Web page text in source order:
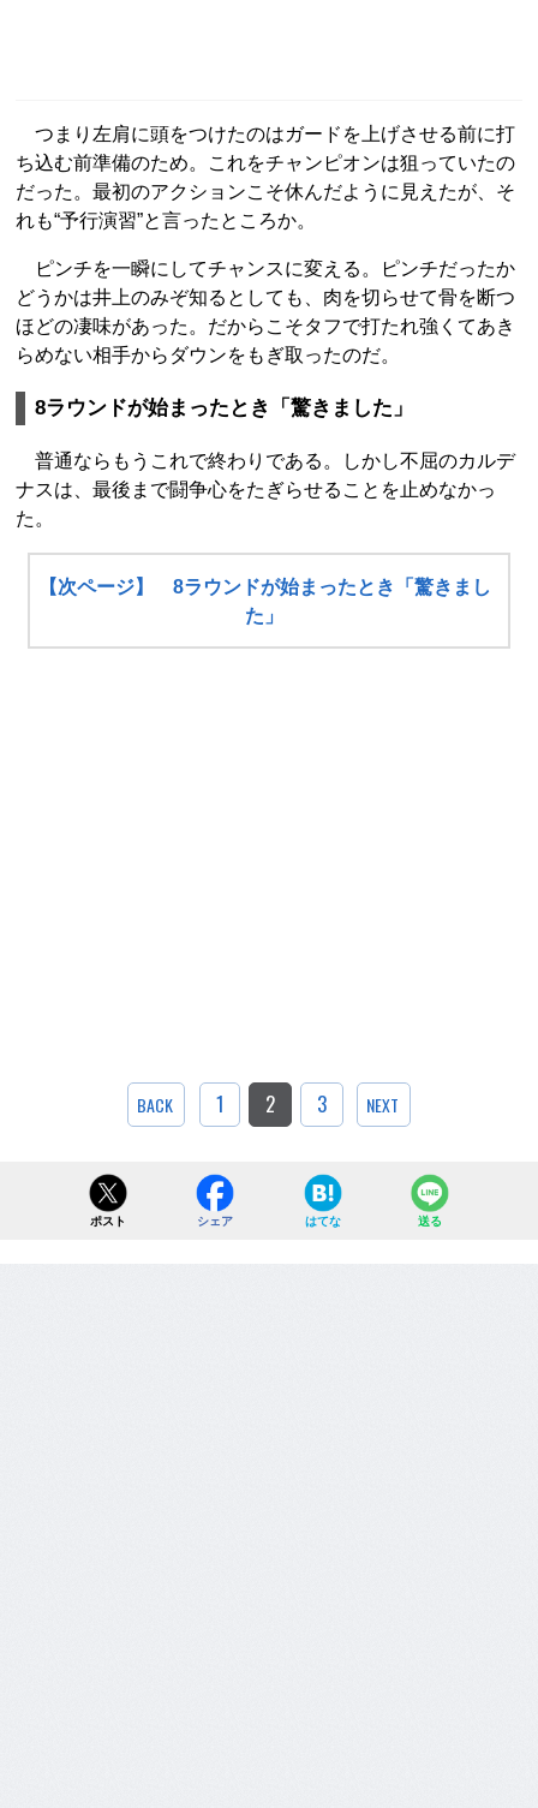
つまり左肩に頭をつけたのはガードを上げさせる前に打
ち込む前準備のため。これをチャンピオンは狙っていたの
だった。最初のアクションこそ休んだように見えたが、そ
れも“予行演習”と言ったところか。
ピンチを一瞬にしてチャンスに変える。ピンチだったか
どうかは井上のみぞ知るとしても、肉を切らせて骨を断つ
ほどの凄味があった。だからこそタフで打たれ強くてあき
らめない相手からダウンをもぎ取ったのだ。
8ラウンドが始まったとき「驚きました」
普通ならもうこれで終わりである。しかし不屈のカルデ
ナスは、最後まで闘争心をたぎらせることを止めなかっ
た。
【次ページ】 8ラウンドが始まったとき「驚きまし
た」
BACK 1 2 3 NEXT
ポスト シェア はてな 送る